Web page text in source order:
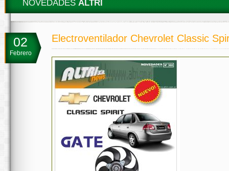
NOVEDADES ALTRI
02
Febrero
Electroventilador Chevrolet Classic